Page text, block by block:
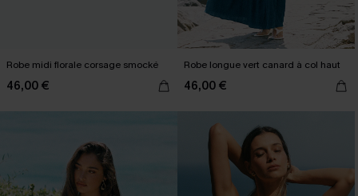
Robe midi florale corsage smocké
46,00 €
Robe longue vert canard à col haut
46,00 €